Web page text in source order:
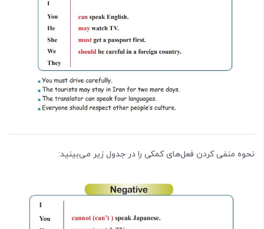
نحوه منفی کردن فعل‌های کمکی را در جدول زیر می‌بینید: